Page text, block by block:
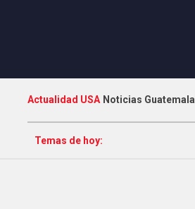
Actualidad USA Noticias Guatemala
Temas de hoy: